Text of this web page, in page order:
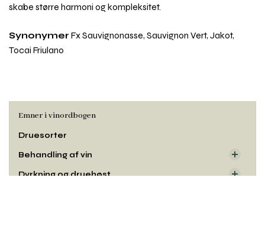
skabe større harmoni og kompleksitet.
Synonymer Fx Sauvignonasse, Sauvignon Vert, Jakot,
Tocai Friulano
Emner i vinordbogen
Druesorter
Behandling af vin
Dyrkning og druehøst